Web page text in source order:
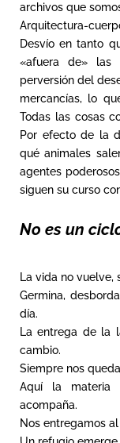
archivos que
Arquitectura-
Desvío en tanto
«afuera de»
perversión del
mercancías, lo
Todas las cosas
Por efecto de la
qué animales
agentes
siguen su curso
No es un
La vida no vuelve,
Germina,
día.
La entrega de la
cambio.
Siempre nos
Aquí la materia
acompaña.
Nos entregamos